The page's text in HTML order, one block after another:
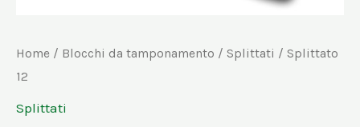
Home / Blocchi da tamponamento / Splittati / Splittato
12
Splittati